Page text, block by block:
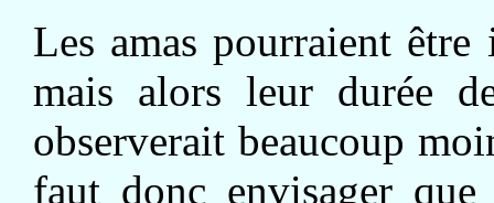
Les amas pourraient être
mais alors leur durée
observerait beaucoup
faut donc envisager